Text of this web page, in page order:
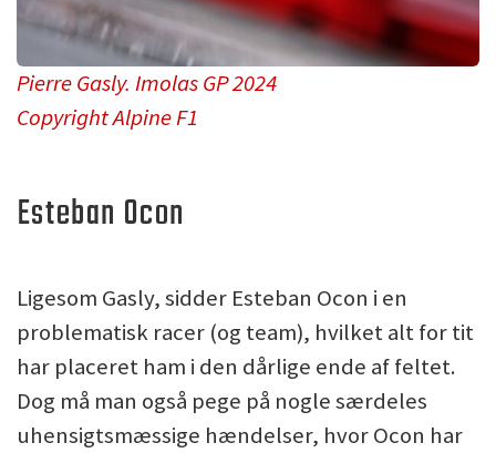
Pierre Gasly. Imolas GP 2024
Copyright Alpine F1
Esteban Ocon
Ligesom Gasly, sidder Esteban Ocon i en
problematisk racer (og team), hvilket alt for tit
har placeret ham i den dårlige ende af feltet.
Dog må man også pege på nogle særdeles
uhensigtsmæssige hændelser, hvor Ocon har